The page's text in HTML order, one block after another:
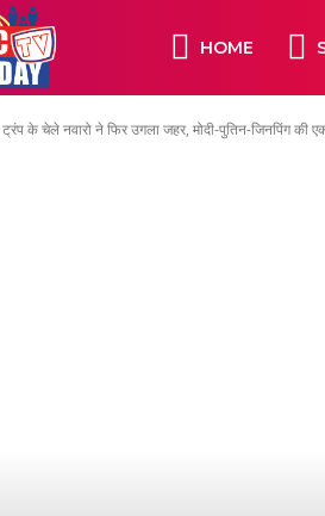
HOME
ट्रंप के चेले नवारो ने फिर उगला जहर, मोदी-पुतिन-जिनपिंग की